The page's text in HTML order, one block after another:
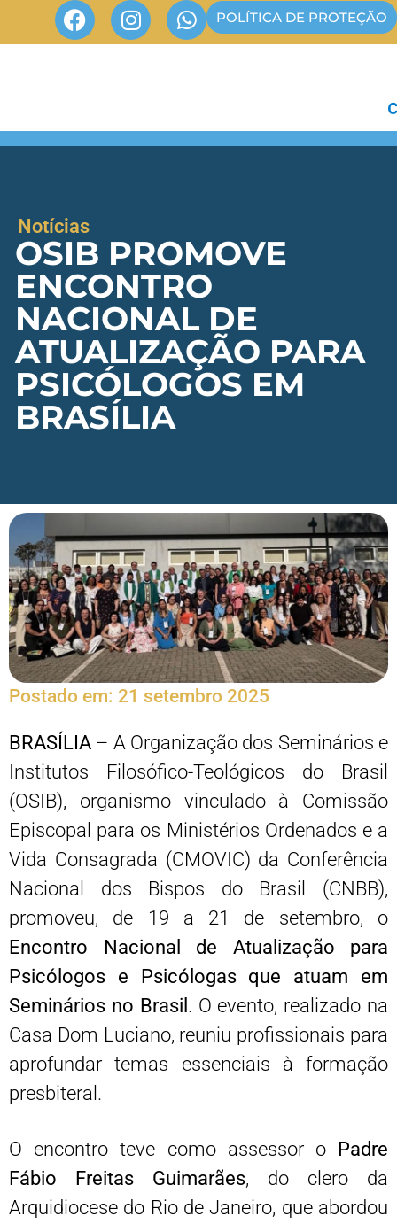
POLÍTICA DE PROTEÇÃO
Notícias
OSIB PROMOVE
ENCONTRO
NACIONAL DE
ATUALIZAÇÃO PARA
PSICÓLOGOS EM
BRASÍLIA
Postado em: 21 setembro 2025
BRASÍLIA – A Organização dos Seminários e
Institutos Filosófico-Teológicos do Brasil
(OSIB), organismo vinculado à Comissão
Episcopal para os Ministérios Ordenados e a
Vida Consagrada (CMOVIC) da Conferência
Nacional dos Bispos do Brasil (CNBB),
promoveu, de 19 a 21 de setembro, o
Encontro Nacional de Atualização para
Psicólogos e Psicólogas que atuam em
Seminários no Brasil . O evento, realizado na
Casa Dom Luciano, reuniu profissionais para
aprofundar temas essenciais à formação
presbiteral.
O encontro teve como assessor o Padre
Fábio Freitas Guimarães, do clero da
Arquidiocese do Rio de Janeiro, que abordou